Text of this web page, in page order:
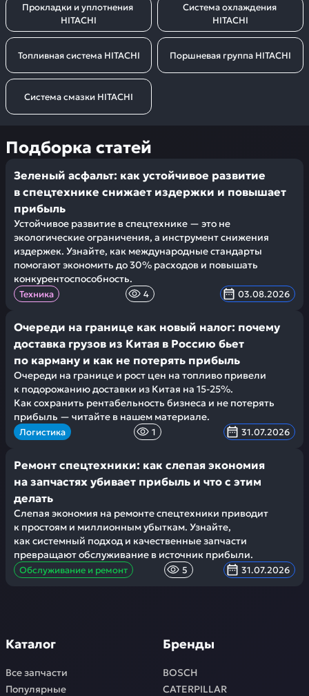
Прокладки и уплотнения
HITACHI
Система охлаждения
HITACHI
Топливная система HITACHI Поршневая группа HITACHI
Система смазки HITACHI
Подборка статей
Зеленый асфальт: как устойчивое развитие
в спецтехнике снижает издержки и повышает
прибыль
Устойчивое развитие в спецтехнике — это не
экологические ограничения, а инструмент снижения
издержек. Узнайте, как международные стандарты
помогают экономить до 30% расходов и повышать
конкурентоспособность.
Техника 4 03.08.2026
Очереди на границе как новый налог: почему
доставка грузов из Китая в Россию бьет
по карману и как не потерять прибыль
Очереди на границе и рост цен на топливо привели
к подорожанию доставки из Китая на 15-25%.
Как сохранить рентабельность бизнеса и не потерять
прибыль — читайте в нашем материале.
Логистика 1 31.07.2026
Ремонт спецтехники: как слепая экономия
на запчастях убивает прибыль и что с этим
делать
Слепая экономия на ремонте спецтехники приводит
к простоям и миллионным убыткам. Узнайте,
как системный подход и качественные запчасти
превращают обслуживание в источник прибыли.
Обслуживание и ремонт 5 31.07.2026
Каталог
Все запчасти
Популярные
Бренды
BOSCH
CATERPILLAR